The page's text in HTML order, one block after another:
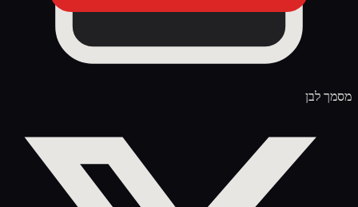
מסמך לבן